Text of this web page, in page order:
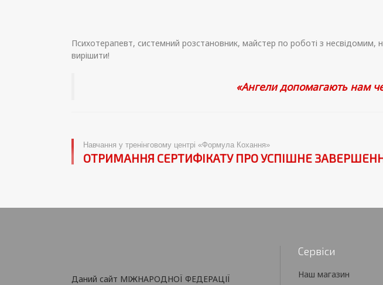
Психотерапевт, системний розстановник, майстер по роботі з несвідомим,
вирішити!
«Ангели допомагають нам
Навчання у тренінговому центрі «Формула Кохання»
ОТРИМАННЯ СЕРТИФІКАТУ ПРО УСПІШНЕ
Даний сайт МІЖНАРОДНОЇ ФЕДЕРАЦІЇ
Сервіси
Наш магазин